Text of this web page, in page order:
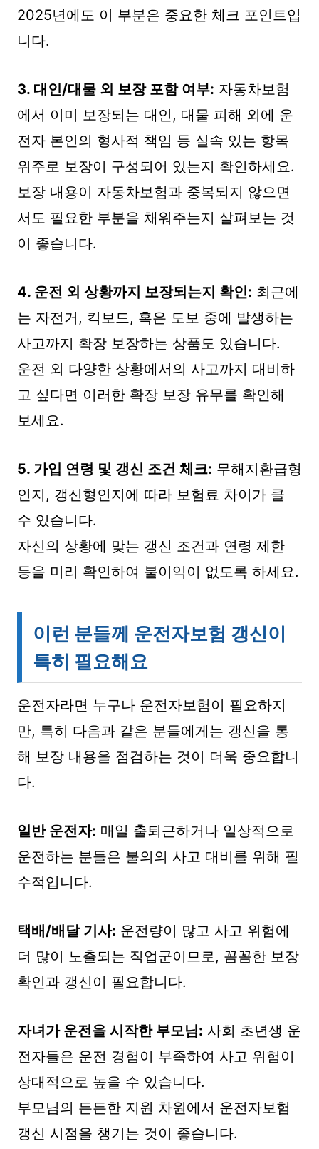
2025년에도 이 부분은 중요한 체크 포인트입
니다.
3. 대인/대물 외 보장 포함 여부: 자동차보험
에서 이미 보장되는 대인, 대물 피해 외에 운
전자 본인의 형사적 책임 등 실속 있는 항목
위주로 보장이 구성되어 있는지 확인하세요.
보장 내용이 자동차보험과 중복되지 않으면
서도 필요한 부분을 채워주는지 살펴보는 것
이 좋습니다.
4. 운전 외 상황까지 보장되는지 확인: 최근에
는 자전거, 킥보드, 혹은 도보 중에 발생하는
사고까지 확장 보장하는 상품도 있습니다.
운전 외 다양한 상황에서의 사고까지 대비하
고 싶다면 이러한 확장 보장 유무를 확인해
보세요.
5. 가입 연령 및 갱신 조건 체크: 무해지환급형
인지, 갱신형인지에 따라 보험료 차이가 클
수 있습니다.
자신의 상황에 맞는 갱신 조건과 연령 제한
등을 미리 확인하여 불이익이 없도록 하세요.
이런 분들께 운전자보험 갱신이
특히 필요해요
운전자라면 누구나 운전자보험이 필요하지
만, 특히 다음과 같은 분들에게는 갱신을 통
해 보장 내용을 점검하는 것이 더욱 중요합니
다.
일반 운전자: 매일 출퇴근하거나 일상적으로
운전하는 분들은 불의의 사고 대비를 위해 필
수적입니다.
택배/배달 기사: 운전량이 많고 사고 위험에
더 많이 노출되는 직업군이므로, 꼼꼼한 보장
확인과 갱신이 필요합니다.
자녀가 운전을 시작한 부모님: 사회 초년생 운
전자들은 운전 경험이 부족하여 사고 위험이
상대적으로 높을 수 있습니다.
부모님의 든든한 지원 차원에서 운전자보험
갱신 시점을 챙기는 것이 좋습니다.